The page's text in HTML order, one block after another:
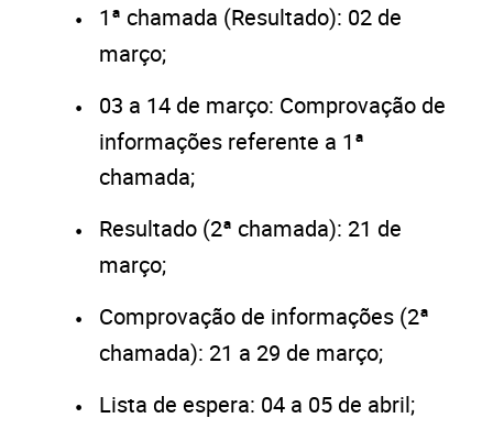
1ª chamada (Resultado): 02 de
março;
03 a 14 de março: Comprovação de
informações referente a 1ª
chamada;
Resultado (2ª chamada): 21 de
março;
Comprovação de informações (2ª
chamada): 21 a 29 de março;
Lista de espera: 04 a 05 de abril;